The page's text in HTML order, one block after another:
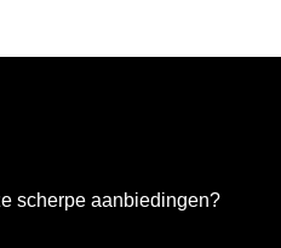
scherpe aanbiedingen?